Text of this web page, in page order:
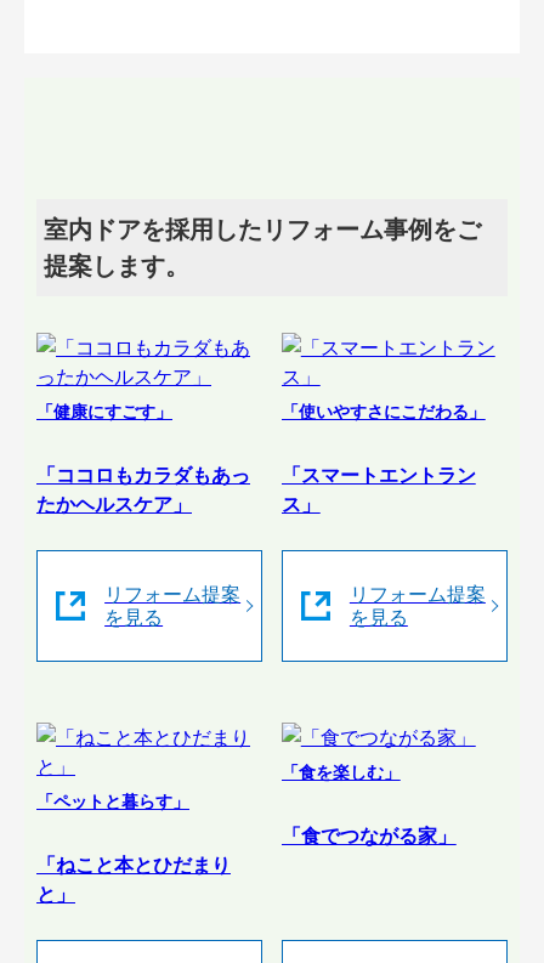
室内ドアを採用したリフォーム事例をご
提案します。
「健康にすごす」
「ココロもカラダもあっ
たかヘルスケア」
リフォーム提案
を見る
「使いやすさにこだわる」
「スマートエントラン
ス」
リフォーム提案
を見る
「ペットと暮らす」
「ねこと本とひだまり
と」
「食を楽しむ」
「食でつながる家」